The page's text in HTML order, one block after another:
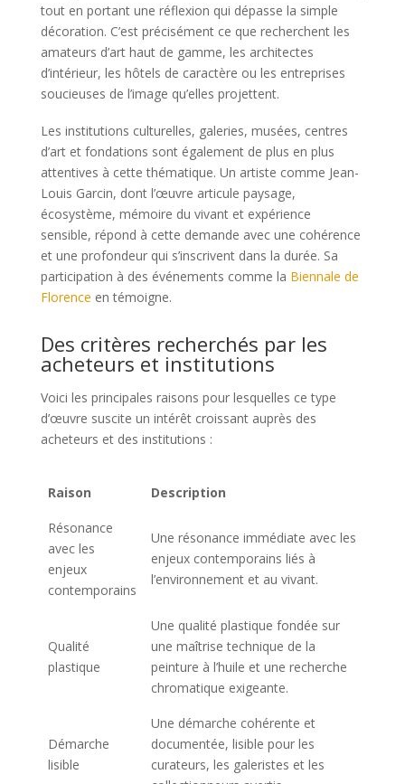
tout en portant une réflexion qui dépasse la simple
décoration. C’est précisément ce que recherchent les
amateurs d’art haut de gamme, les architectes
d’intérieur, les hôtels de caractère ou les entreprises
soucieuses de l’image qu’elles projettent.
Les institutions culturelles, galeries, musées, centres
d’art et fondations sont également de plus en plus
attentives à cette thématique. Un artiste comme Jean-
Louis Garcin, dont l’œuvre articule paysage,
écosystème, mémoire du vivant et expérience
sensible, répond à cette demande avec une cohérence
et une profondeur qui s’inscrivent dans la durée. Sa
participation à des événements comme la Biennale de
Florence en témoigne.
Des critères recherchés par les
acheteurs et institutions
Voici les principales raisons pour lesquelles ce type
d’œuvre suscite un intérêt croissant auprès des
acheteurs et des institutions :
Raison Description
Résonance
avec les
enjeux
contemporains
Une résonance immédiate avec les
enjeux contemporains liés à
l’environnement et au vivant.
Qualité
plastique
Une qualité plastique fondée sur
une maîtrise technique de la
peinture à l’huile et une recherche
chromatique exigeante.
Démarche
lisible
Une démarche cohérente et
documentée, lisible pour les
curateurs, les galeristes et les